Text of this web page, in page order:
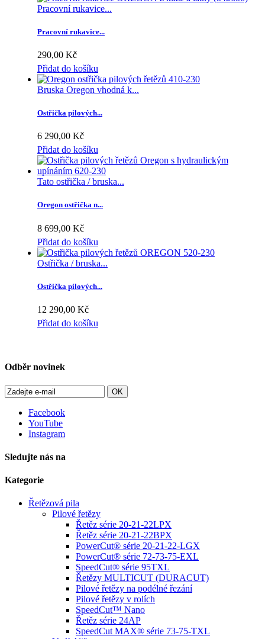
Pracovní rukavice...
Pracovní rukavice...
290,00 Kč
Přidat do košíku
Bruska Oregon vhodná k...
Ostřička pilových...
6 290,00 Kč
Přidat do košíku
Tato ostřička / bruska...
Oregon ostřička n...
8 699,00 Kč
Přidat do košíku
Ostřička / bruska...
Ostřička pilových...
12 290,00 Kč
Přidat do košíku
Odběr novinek
OK
Facebook
YouTube
Instagram
Sledujte nás na
Kategorie
Řetězová pila
Pilové řetězy
Řetěz série 20-21-22LPX
Řetěz série 20-21-22BPX
PowerCut® série 20-21-22-LGX
PowerCut® série 72-73-75-EXL
SpeedCut® série 95TXL
Řetězy MULTICUT (DURACUT)
Pilové řetězy na podélné řezání
Pilové řetězy v rolích
SpeedCut™ Nano
Řetěz série 24AP
SpeedCut MAX® série 73-75-TXL